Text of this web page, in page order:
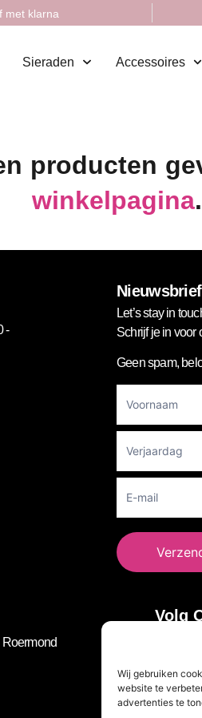
Wij gebruiken
website te
advertenties te
met klarna
Sieraden Accessoires
producten
winkelpagina.
-
Nieuwsbrief
Let’s stay in
Schrijf je in voor
Geen spam,
Newsletter
Volg